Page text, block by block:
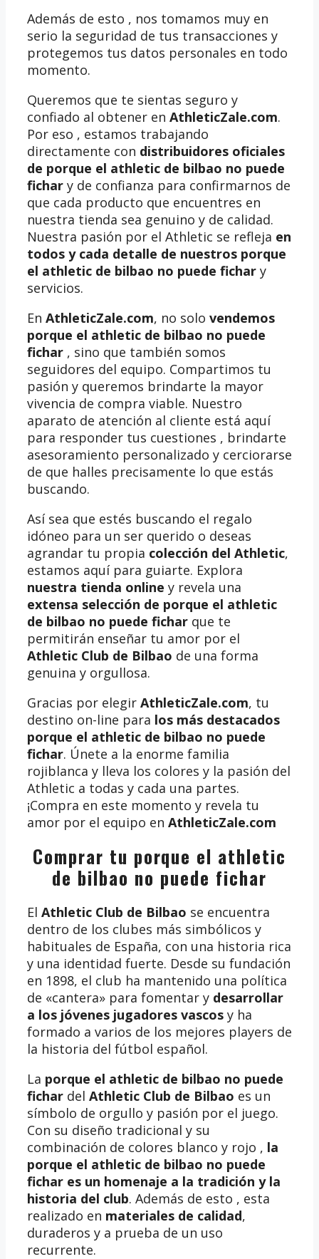
Además de esto , nos tomamos muy en
serio la seguridad de tus transacciones y
protegemos tus datos personales en todo
momento.
Queremos que te sientas seguro y
confiado al obtener en AthleticZale.com.
Por eso , estamos trabajando
directamente con distribuidores oficiales
de porque el athletic de bilbao no puede
fichar y de confianza para confirmarnos de
que cada producto que encuentres en
nuestra tienda sea genuino y de calidad.
Nuestra pasión por el Athletic se refleja en
todos y cada detalle de nuestros porque
el athletic de bilbao no puede fichar y
servicios.
En AthleticZale.com, no solo vendemos
porque el athletic de bilbao no puede
fichar , sino que también somos
seguidores del equipo. Compartimos tu
pasión y queremos brindarte la mayor
vivencia de compra viable. Nuestro
aparato de atención al cliente está aquí
para responder tus cuestiones , brindarte
asesoramiento personalizado y cerciorarse
de que halles precisamente lo que estás
buscando.
Así sea que estés buscando el regalo
idóneo para un ser querido o deseas
agrandar tu propia colección del Athletic,
estamos aquí para guiarte. Explora
nuestra tienda online y revela una
extensa selección de porque el athletic
de bilbao no puede fichar que te
permitirán enseñar tu amor por el
Athletic Club de Bilbao de una forma
genuina y orgullosa.
Gracias por elegir AthleticZale.com, tu
destino on-line para los más destacados
porque el athletic de bilbao no puede
fichar. Únete a la enorme familia
rojiblanca y lleva los colores y la pasión del
Athletic a todas y cada una partes.
¡Compra en este momento y revela tu
amor por el equipo en AthleticZale.com
Comprar tu porque el athletic
de bilbao no puede fichar
El Athletic Club de Bilbao se encuentra
dentro de los clubes más simbólicos y
habituales de España, con una historia rica
y una identidad fuerte. Desde su fundación
en 1898, el club ha mantenido una política
de «cantera» para fomentar y desarrollar
a los jóvenes jugadores vascos y ha
formado a varios de los mejores players de
la historia del fútbol español.
La porque el athletic de bilbao no puede
fichar del Athletic Club de Bilbao es un
símbolo de orgullo y pasión por el juego.
Con su diseño tradicional y su
combinación de colores blanco y rojo , la
porque el athletic de bilbao no puede
fichar es un homenaje a la tradición y la
historia del club. Además de esto , esta
realizado en materiales de calidad,
duraderos y a prueba de un uso
recurrente.